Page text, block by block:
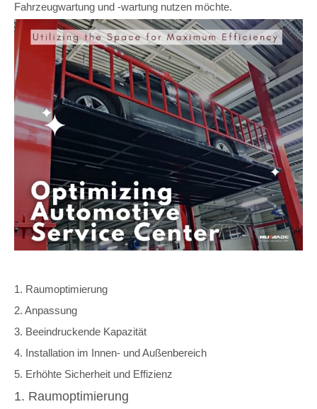
Fahrzeugwartung und -wartung nutzen möchte.
1. Raumoptimierung
2. Anpassung
3. Beeindruckende Kapazität
4. Installation im Innen- und Außenbereich
5. Erhöhte Sicherheit und Effizienz
1. Raumoptimierung